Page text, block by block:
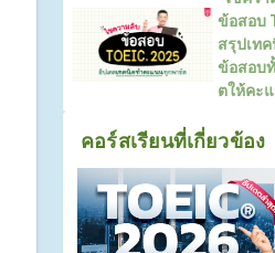
ข้อสอบ
สรุปเท
ข้อสอบ
ตให้คะ
คอร์สเรียนที่เกี่ยวข้อง